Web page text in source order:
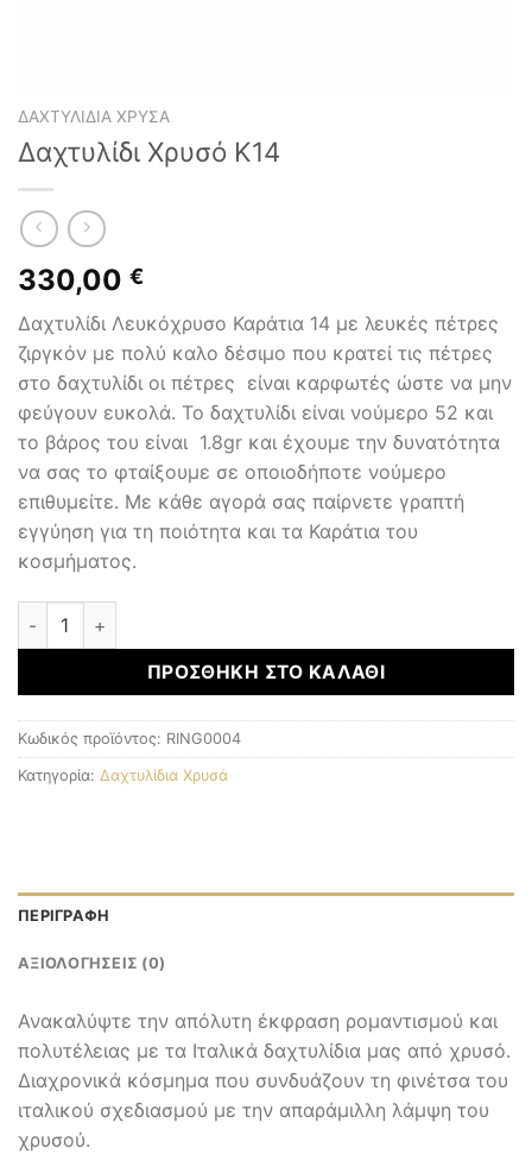
ΔΑΧΤΥΛΊΔΙΑ ΧΡΥΣΆ
Δαχτυλίδι Χρυσό Κ14
330,00 €
Δαχτυλίδι Λευκόχρυσο Καράτια 14 με λευκές πέτρες
ζιργκόν με πολύ καλο δέσιμο που κρατεί τις πέτρες
στο δαχτυλίδι οι πέτρες είναι καρφωτές ώστε να μην
φεύγουν ευκολά. Το δαχτυλίδι είναι νούμερο 52 και
το βάρος του είναι 1.8gr και έχουμε την δυνατότητα
να σας το φταίξουμε σε οποιοδήποτε νούμερο
επιθυμείτε. Με κάθε αγορά σας παίρνετε γραπτή
εγγύηση για τη ποιότητα και τα Καράτια του
κοσμήματος.
Δαχτυλίδι Χρυσό Κ14 ποσότητα
ΠΡΟΣΘΉΚΗ ΣΤΟ ΚΑΛΆΘΙ
Κωδικός προϊόντος: RING0004
Κατηγορία: Δαχτυλίδια Χρυσά
ΠΕΡΙΓΡΑΦΉ
ΑΞΙΟΛΟΓΉΣΕΙΣ (0)
Ανακαλύψτε την απόλυτη έκφραση ρομαντισμού και
πολυτέλειας με τα Ιταλικά δαχτυλίδια μας από χρυσό.
Διαχρονικά κόσμημα που συνδυάζουν τη φινέτσα του
ιταλικού σχεδιασμού με την απαράμιλλη λάμψη του
χρυσού.